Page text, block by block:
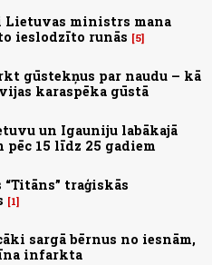
Lietuvas ministrs mana
ieslodzīto runās
5
gūstekņus par naudu – kā
karaspēka gūstā
un Igauniju labākajā
pēc 15 līdz 25 gadiem
traģiskās
1
sargā bērnus no iesnām,
infarkta